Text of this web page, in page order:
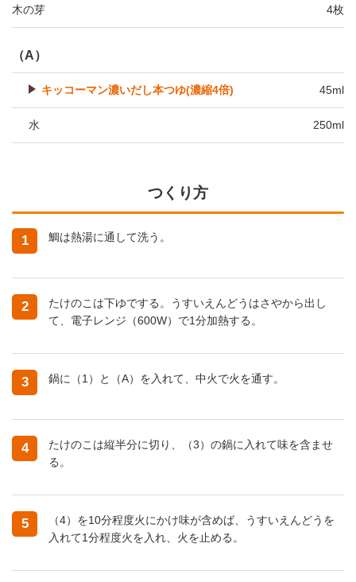
木の芽 4枚
（A）
キッコーマン濃いだし本つゆ(濃縮4倍) 45ml
水 250ml
つくり方
1 鯛は熱湯に通して洗う。
2
たけのこは下ゆでする。うすいえんどうはさやから出し
て、電子レンジ（600W）で1分加熱する。
3 鍋に（1）と（A）を入れて、中火で火を通す。
4
たけのこは縦半分に切り、（3）の鍋に入れて味を含ませ
る。
5
（4）を10分程度火にかけ味が含めば、うすいえんどうを
入れて1分程度火を入れ、火を止める。